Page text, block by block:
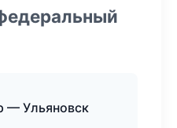
— Ульяновск